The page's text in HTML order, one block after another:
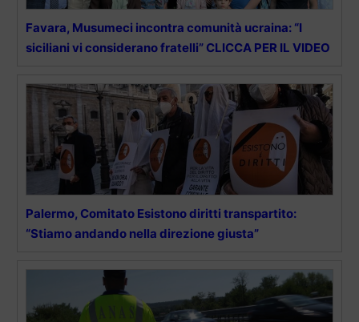
Favara, Musumeci incontra comunità ucraina: “I
siciliani vi considerano fratelli” CLICCA PER IL VIDEO
Palermo, Comitato Esistono diritti transpartito:
“Stiamo andando nella direzione giusta”